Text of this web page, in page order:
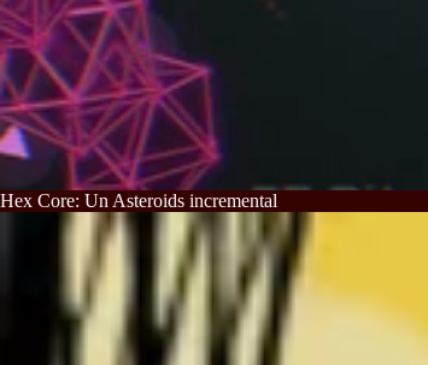
Hex Core: Un Asteroids incremental